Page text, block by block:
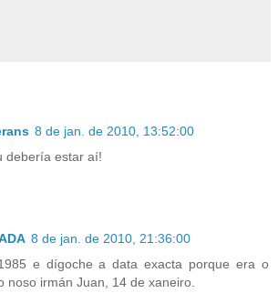
8 de jan. de 2010, 13:52:00
debería estar aí!
8 de jan. de 2010, 21:36:00
e dígoche a data exacta porque era o
noso irmán Juan, 14 de xaneiro.